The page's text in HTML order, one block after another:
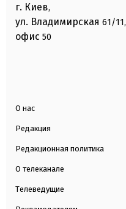
г. Киев,
ул. Владимирская 61/11,
офис 50
О нас
Редакция
Редакционная политика
О телеканале
Телеведущие